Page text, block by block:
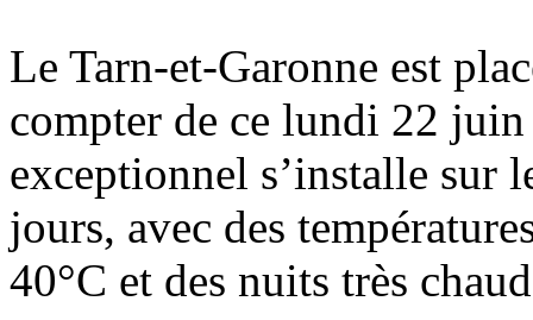
Le Tarn-et-Garonne est
compter de ce lundi 22
exceptionnel s’installe sur
jours, avec des
40°C et des nuits très